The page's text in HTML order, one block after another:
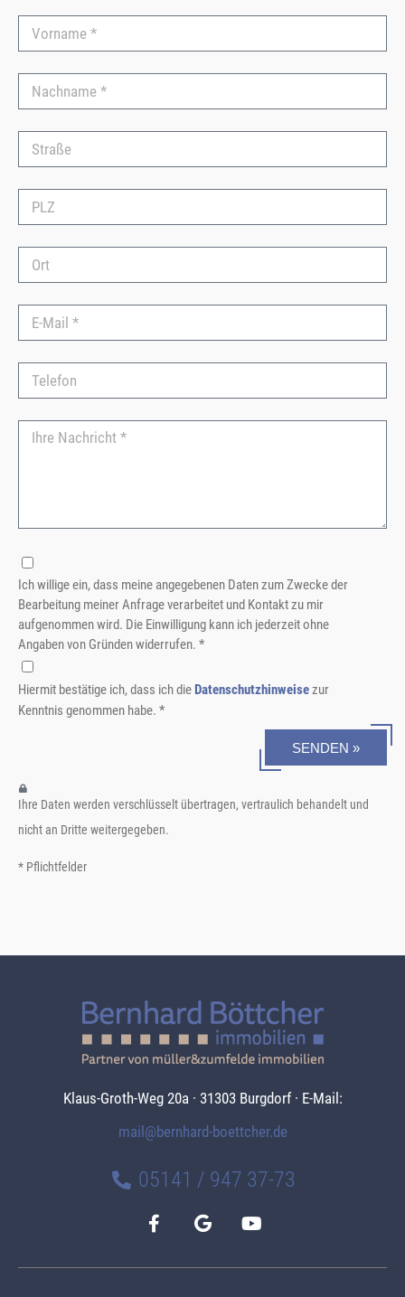
Klaus-Groth-Weg 20a · 31303 Burgdorf · E-Mail:
mail@bernhard-boettcher.de
05141 / 947 37-73
Ich willige ein, dass meine angegebenen Daten zum Zwecke der
Bearbeitung meiner Anfrage verarbeitet und Kontakt zu mir
aufgenommen wird. Die Einwilligung kann ich jederzeit ohne
Angaben von Gründen widerrufen. *
Hiermit bestätige ich, dass ich dieDatenschutzhinweisezur
Kenntnis genommen habe. *
SENDEN »
Ihre Daten werden verschlüsselt übertragen, vertraulich behandelt und
nicht an Dritte weitergegeben.
* Pflichtfelder